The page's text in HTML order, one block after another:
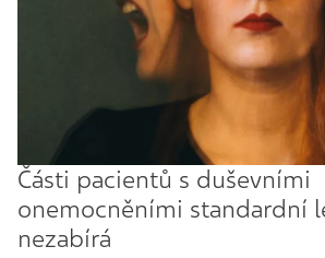
Části pacientů s duševními
onemocněními standardní
nezabírá